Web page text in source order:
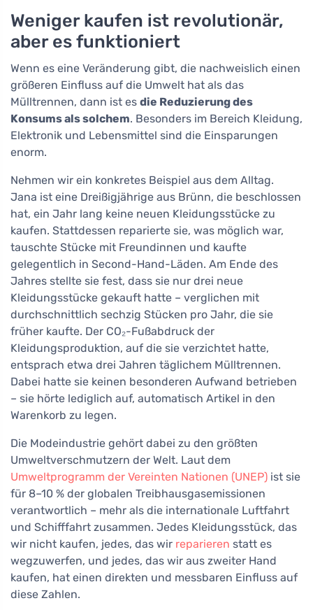
Weniger kaufen ist revolutionär,
aber es funktioniert
Wenn es eine Veränderung gibt, die nachweislich einen
größeren Einfluss auf die Umwelt hat als das
Mülltrennen, dann ist es die Reduzierung des
Konsums als solchem. Besonders im Bereich Kleidung,
Elektronik und Lebensmittel sind die Einsparungen
enorm.
Nehmen wir ein konkretes Beispiel aus dem Alltag.
Jana ist eine Dreißigjährige aus Brünn, die beschlossen
hat, ein Jahr lang keine neuen Kleidungsstücke zu
kaufen. Stattdessen reparierte sie, was möglich war,
tauschte Stücke mit Freundinnen und kaufte
gelegentlich in Second-Hand-Läden. Am Ende des
Jahres stellte sie fest, dass sie nur drei neue
Kleidungsstücke gekauft hatte – verglichen mit
durchschnittlich sechzig Stücken pro Jahr, die sie
früher kaufte. Der CO₂-Fußabdruck der
Kleidungsproduktion, auf die sie verzichtet hatte,
entsprach etwa drei Jahren täglichem Mülltrennen.
Dabei hatte sie keinen besonderen Aufwand betrieben
– sie hörte lediglich auf, automatisch Artikel in den
Warenkorb zu legen.
Die Modeindustrie gehört dabei zu den größten
Umweltverschmutzern der Welt. Laut dem
Umweltprogramm der Vereinten Nationen (UNEP) ist sie
für 8–10 % der globalen Treibhausgasemissionen
verantwortlich – mehr als die internationale Luftfahrt
und Schifffahrt zusammen. Jedes Kleidungsstück, das
wir nicht kaufen, jedes, das wir reparieren statt es
wegzuwerfen, und jedes, das wir aus zweiter Hand
kaufen, hat einen direkten und messbaren Einfluss auf
diese Zahlen.